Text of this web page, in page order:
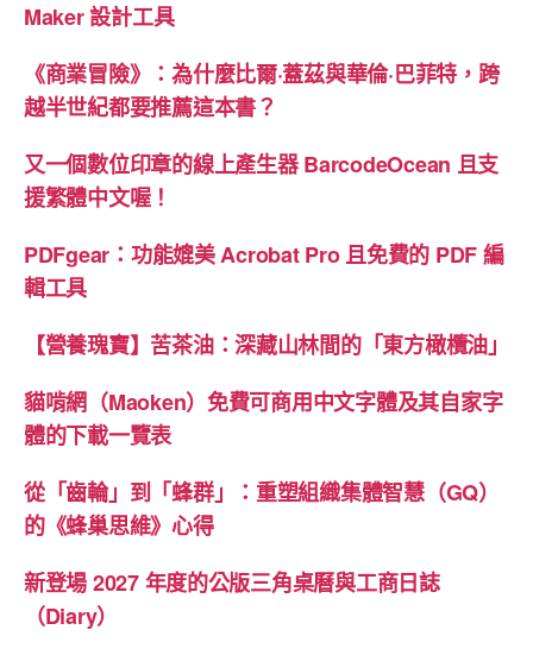
Maker 設計工具
《商業冒險》：為什麼比爾·蓋茲與華倫·巴菲特，跨
越半世紀都要推薦這本書？
又一個數位印章的線上產生器 BarcodeOcean 且支
援繁體中文喔！
PDFgear：功能媲美 Acrobat Pro 且免費的 PDF 編
輯工具
【營養瑰寶】苦茶油：深藏山林間的「東方橄欖油」
貓啃網（Maoken）免費可商用中文字體及其自家字
體的下載一覽表
從「齒輪」到「蜂群」：重塑組織集體智慧（GQ）
的《蜂巢思維》心得
新登場 2027 年度的公版三角桌曆與工商日誌
（Diary）